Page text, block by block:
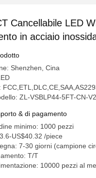
Cancellabile LED
in acciaio
Shenzhen, Cina
ZL-VSBLP44-5FT-CN-V2
& di pagamento
minimo: 1000 pezzi
US$40.32 /piece
7-30 giorni (campione
T/T
10000 pezzi al